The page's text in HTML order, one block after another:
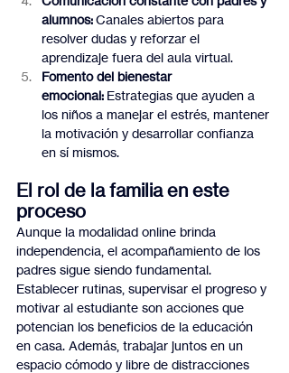
alumnos: Canales abiertos para
resolver dudas y reforzar el
aprendizaje fuera del aula virtual.
Fomento del bienestar
emocional: Estrategias que ayuden a
los niños a manejar el estrés, mantener
la motivación y desarrollar confianza
en sí mismos.
El rol de la familia en este
proceso
Aunque la modalidad online brinda
independencia, el acompañamiento de los
padres sigue siendo fundamental.
Establecer rutinas, supervisar el progreso y
motivar al estudiante son acciones que
potencian los beneficios de la educación
en casa. Además, trabajar juntos en un
espacio cómodo y libre de distracciones